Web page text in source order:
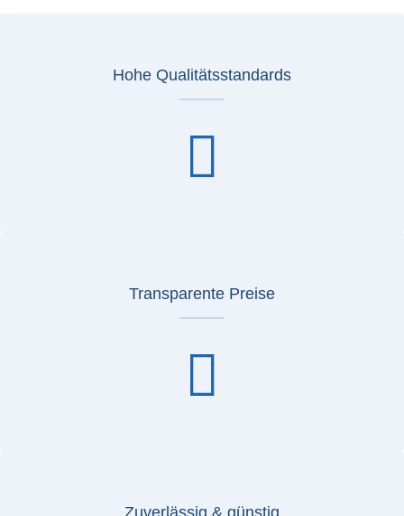
Hohe Qualitätsstandards
Transparente Preise
Zuverlässig & günstig